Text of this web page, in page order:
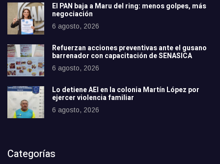
El PAN baja a Maru del ring: menos golpes, más
negociación
6 agosto, 2026
Refuerzan acciones preventivas ante el gusano
barrenador con capacitación de SENASICA
6 agosto, 2026
Lo detiene AEI en la colonia Martín López por
ejercer violencia familiar
6 agosto, 2026
Categorías